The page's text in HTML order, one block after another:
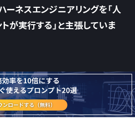
ーネスエンジニアリングを「人
が実行する」と主張していま